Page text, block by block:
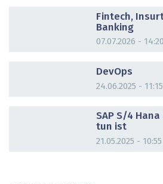
Fintech,
Banking
07.07.2026 -
DevOps
24.06.2025 -
SAP S/4 Hana
tun ist
21.05.2025 -